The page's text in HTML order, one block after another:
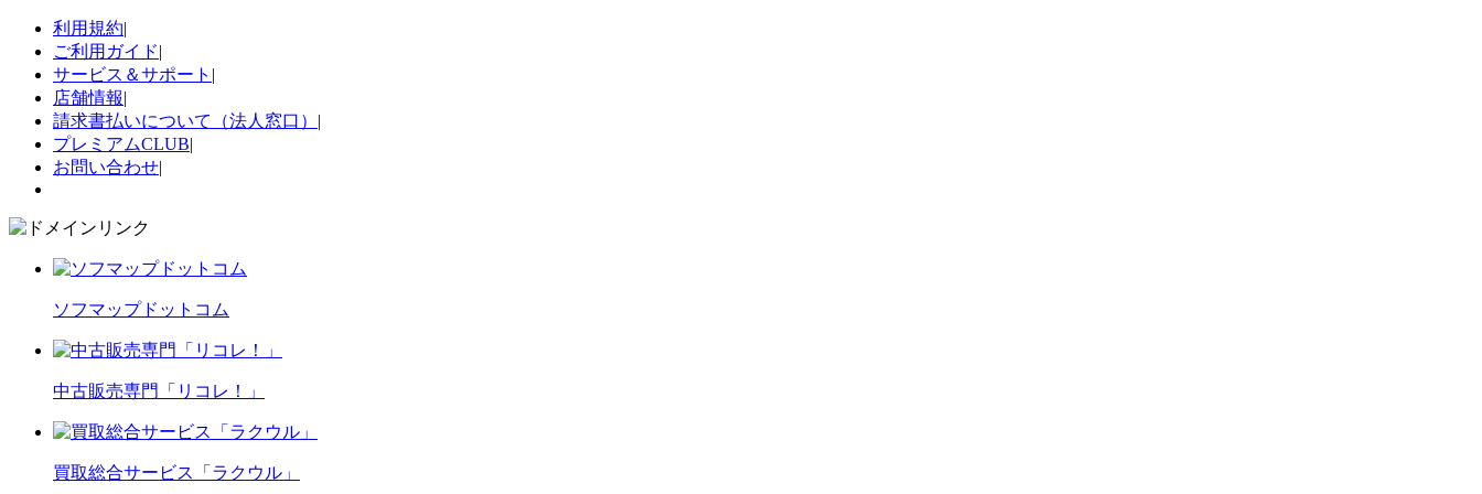
利用規約|
ご利用ガイド|
サービス＆サポート |
店舗情報|
請求書払いについて（法人窓口） |
プレミアムCLUB|
お問い合わせ|
ソフマップドットコム
中古販売専門「リコレ！」
買取総合サービス「ラクウル」